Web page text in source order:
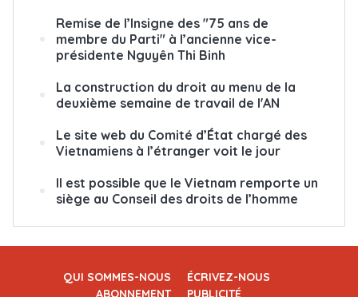
Remise de l’Insigne des "75 ans de
membre du Parti" à l’ancienne vice-
présidente Nguyên Thi Binh
La construction du droit au menu de la
deuxième semaine de travail de l'AN
Le site web du Comité d’État chargé des
Vietnamiens à l’étranger voit le jour
Il est possible que le Vietnam remporte un
siège au Conseil des droits de l’homme
QUI SOMMES-NOUS
ÉCRIVEZ-NOUS
ABONNEMENT
PUBLICITÉ